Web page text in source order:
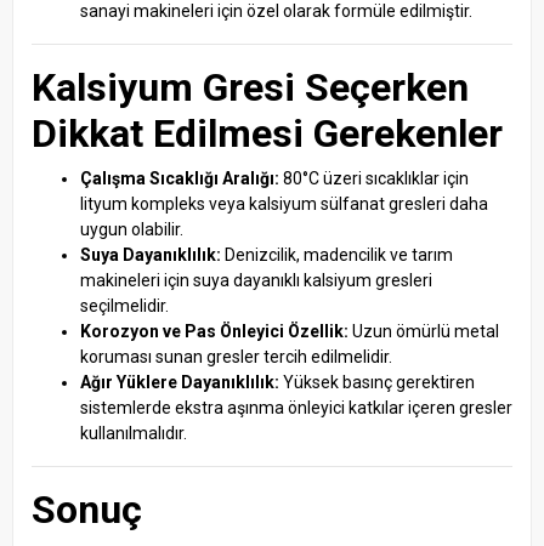
sanayi makineleri için özel olarak formüle edilmiştir.
Kalsiyum Gresi Seçerken
Dikkat Edilmesi Gerekenler
Çalışma Sıcaklığı Aralığı: 80°C üzeri sıcaklıklar için
lityum kompleks veya kalsiyum sülfanat gresleri daha
uygun olabilir.
Suya Dayanıklılık: Denizcilik, madencilik ve tarım
makineleri için suya dayanıklı kalsiyum gresleri
seçilmelidir.
Korozyon ve Pas Önleyici Özellik: Uzun ömürlü metal
koruması sunan gresler tercih edilmelidir.
Ağır Yüklere Dayanıklılık: Yüksek basınç gerektiren
sistemlerde ekstra aşınma önleyici katkılar içeren gresler
kullanılmalıdır.
Sonuç